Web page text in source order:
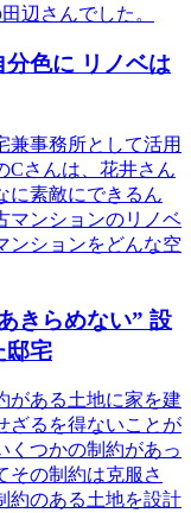
辺さんでした。
色に リノベは
兼事務所として活用
Cさんは、花井さん
に素敵にできるん
マンションのリノベ
ンションをどんな空
きらめない” 設
邸宅
がある土地に家を建
ざるを得ないことが
くつかの制約があっ
その制約は克服さ
約のある土地を設計